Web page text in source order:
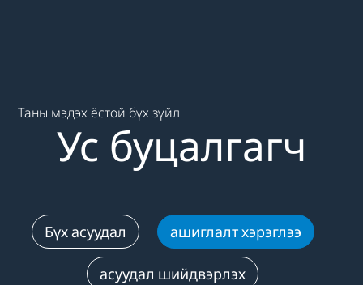
Таны мэдэх ёстой бүх зүйл
Ус буцалгагч
Бүх асуудал ашиглалт хэрэглээ
асуудал шийдвэрлэх